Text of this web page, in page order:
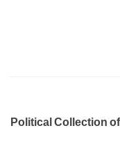
Political Collection